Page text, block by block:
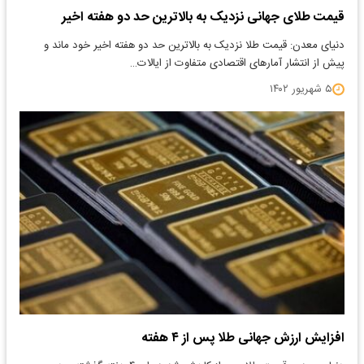
قیمت طلای جهانی نزدیک به بالاترین حد دو هفته اخیر
دنیای معدن: قیمت طلا نزدیک به بالاترین حد دو هفته اخیر خود ماند و
پیش از انتشار آمارهای اقتصادی متفاوت از ایالات…
۵ شهریور ۱۴۰۲
افزایش ارزش جهانی طلا پس از ۴ هفته